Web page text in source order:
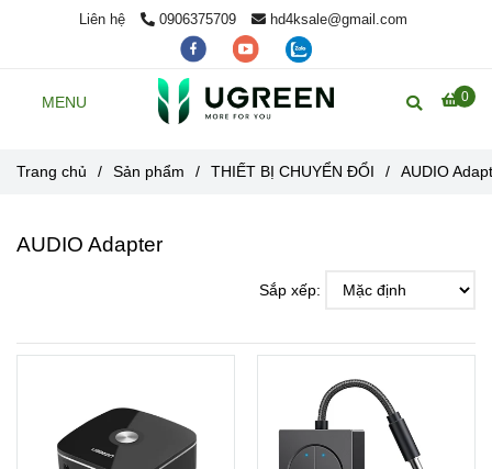
Liên hệ 0906375709 hd4ksale@gmail.com
0
MENU
Trang chủ / Sản phẩm / THIẾT BỊ CHUYỂN ĐỔI / AUDIO
AUDIO Adapter
Sắp xếp: